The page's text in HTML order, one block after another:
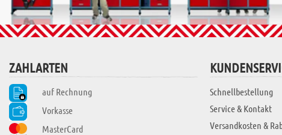
ZAHLARTEN
auf Rechnung
Vorkasse
MasterCard
Schnellbestellung
Service & Kontakt
Versandkosten &